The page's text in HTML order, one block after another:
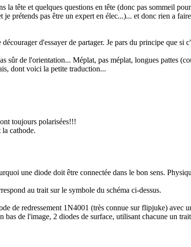
la tête et quelques questions en tête (donc pas sommeil
prétends pas être un expert en élec...)... et donc rien a
d'essayer de partager. Je pars du principe que si
de l'orientation... Méplat, pas méplat, longues pattes
dont voici la petite traduction...
toujours polarisées!!!
cathode.
une diode doit être connectée dans le bon sens.
au trait sur le symbole du schéma ci-dessus.
de redressement 1N4001 (très connue sur flipjuke) avec
de l'image, 2 diodes de surface, utilisant chacune un